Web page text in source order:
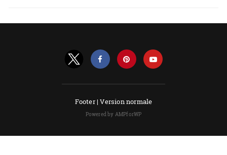
Footer |Version normale
Powered by AMPforWP